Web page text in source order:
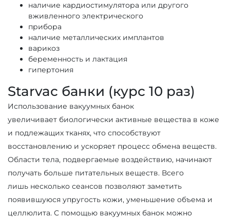
наличие кардиостимулятора или другого
вживленного электрического
прибора
наличие металлических имплантов
варикоз
беременность и лактация
гипертония
Starvac банки (курс 10 раз)
Использование вакуумных банок
увеличивает биологически активные вещества в коже
и подлежащих тканях, что способствуют
восстановлению и ускоряет процесс обмена веществ.
Области тела, подвергаемые воздействию, начинают
получать больше питательных веществ. Всего
лишь несколько сеансов позволяют заметить
появившуюся упругость кожи, уменьшение объема и
целлюлита. С помощью вакуумных банок можно